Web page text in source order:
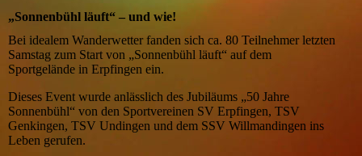
„Sonnenbühl läuft“ – und wie!
Bei idealem Wanderwetter fanden sich ca. 80 Teilnehmer letzten
Samstag zum Start von „Sonnenbühl läuft“ auf dem
Sportgelände in Erpfingen ein.
Dieses Event wurde anlässlich des Jubiläums „50 Jahre
Sonnenbühl“ von den Sportvereinen SV Erpfingen, TSV
Genkingen, TSV Undingen und dem SSV Willmandingen ins
Leben gerufen.